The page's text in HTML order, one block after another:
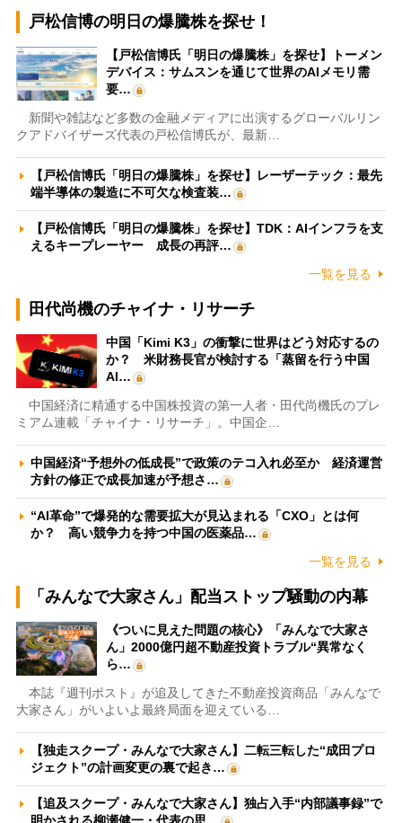
戸松信博の明日の爆騰株を探せ！
【戸松信博氏「明日の爆騰株」を探せ】トーメン
デバイス：サムスンを通じて世界のAIメモリ需
要…
新聞や雑誌など多数の金融メディアに出演するグローバルリン
クアドバイザーズ代表の戸松信博氏が、最新…
【戸松信博氏「明日の爆騰株」を探せ】レーザーテック：最先
端半導体の製造に不可欠な検査装…
【戸松信博氏「明日の爆騰株」を探せ】TDK：AIインフラを支
えるキープレーヤー 成長の再評…
一覧を見る
田代尚機のチャイナ・リサーチ
中国「Kimi K3」の衝撃に世界はどう対応するの
か？ 米財務長官が検討する「蒸留を行う中国
AI…
中国経済に精通する中国株投資の第一人者・田代尚機氏のプレ
ミアム連載「チャイナ・リサーチ」。中国企…
中国経済“予想外の低成長”で政策のテコ入れ必至か 経済運営
方針の修正で成長加速が予想さ…
“AI革命”で爆発的な需要拡大が見込まれる「CXO」とは何
か？ 高い競争力を持つ中国の医薬品…
一覧を見る
「みんなで大家さん」配当ストップ騒動の内幕
《ついに見えた問題の核心》「みんなで大家さ
ん」2000億円超不動産投資トラブル“異常なく
ら…
本誌『週刊ポスト』が追及してきた不動産投資商品「みんなで
大家さん」がいよいよ最終局面を迎えている…
【独走スクープ・みんなで大家さん】二転三転した“成田プロ
ジェクト”の計画変更の裏で起き…
【追及スクープ・みんなで大家さん】独占入手“内部議事録”で